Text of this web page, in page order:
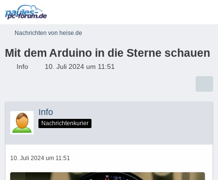
Nachrichten von heise.de
Mit dem Arduino in die Sterne schauen
Info 10. Juli 2024 um 11:51
Info
Nachrichtenkurier
10. Juli 2024 um 11:51